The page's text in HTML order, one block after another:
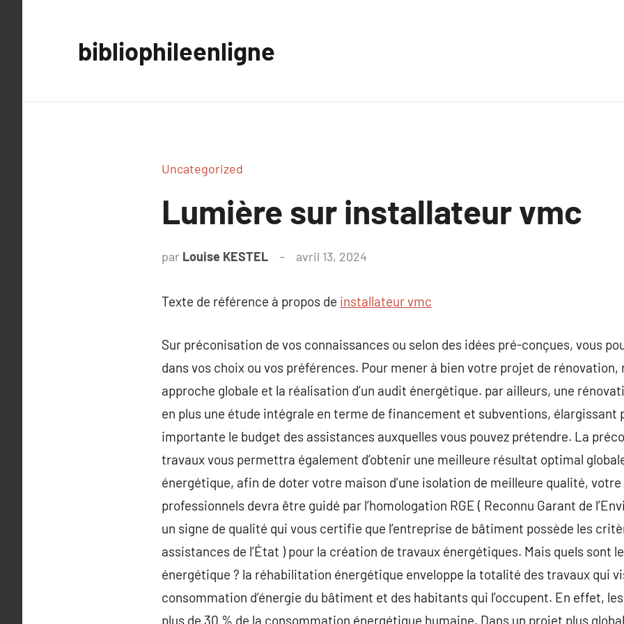
bibliophileenligne
Uncategorized
Lumière sur installateur vmc
par Louise KESTEL avril 13, 2024
Texte de référence à propos de installateur vmc
Sur préconisation de vos connaissances ou selon des idées pré-conçues, vous
dans vos choix ou vos préférences. Pour mener à bien votre projet de
approche globale et la réalisation d’un audit énergétique. par ailleurs, une
en plus une étude intégrale en terme de financement et subventions, élargissant
importante le budget des assistances auxquelles vous pouvez prétendre. La
travaux vous permettra également d’obtenir une meilleure résultat optimal
énergétique, afin de doter votre maison d’une isolation de meilleure qualité,
professionnels devra être guidé par l’homologation RGE ( Reconnu Garant de
un signe de qualité qui vous certifie que l’entreprise de bâtiment possède les
assistances de l’État ) pour la création de travaux énergétiques. Mais quels sont
énergétique ? la réhabilitation énergétique enveloppe la totalité des travaux qui
consommation d’énergie du bâtiment et des habitants qui l’occupent. En effet,
plus de 30 % de la consommation énergétique humaine. Dans un projet plus